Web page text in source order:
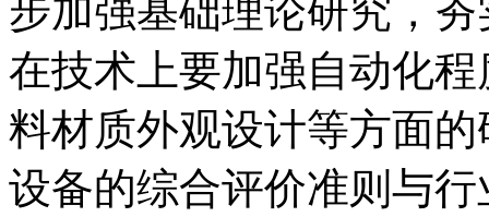
步加强基础理论研究，
在技术上要加强自动化
料材质外观设计等方面
设备的综合评价准则与